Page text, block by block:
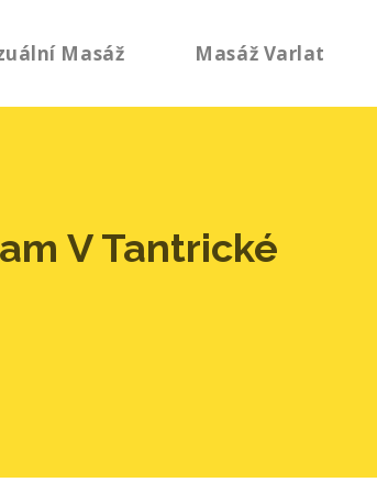
Masáž Masáž Varlat
V Tantrické